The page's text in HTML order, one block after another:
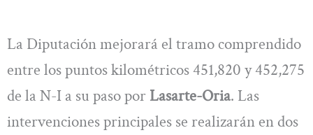
La Diputación mejorará el tramo comprendido
entre los puntos kilométricos 451,820 y 452,275
de la N-I a su paso por Lasarte-Oria. Las
intervenciones principales se realizarán en dos